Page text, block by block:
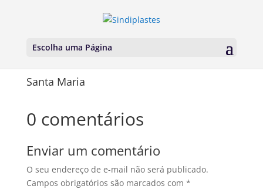
Escolha uma Página
Santa Maria
0 comentários
Enviar um comentário
O seu endereço de e-mail não será publicado.
Campos obrigatórios são marcados com *